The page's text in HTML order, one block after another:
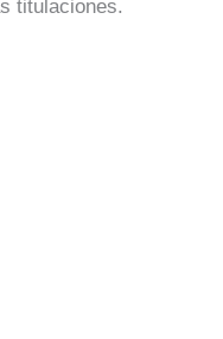
titulaciones.